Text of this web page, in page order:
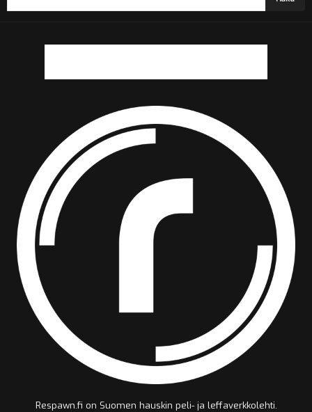
Respawn.fi on Suomen hauskin peli- ja leffaverkkolehti.